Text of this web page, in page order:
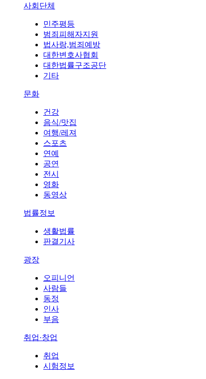
사회단체
민주평등
범죄피해자지원
법사랑,범죄예방
대한변호사협회
대한법률구조공단
기타
문화
건강
음식/맛집
여행/레져
스포츠
연예
공연
전시
영화
동영상
법률정보
생활법률
판결기사
광장
오피니언
사람들
동정
인사
부음
취업·창업
취업
시험정보